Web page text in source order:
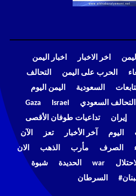
اليمن اخر الاخبار
اخبار اليمن
الحرب على اليمن
التحالف
السعودية
اليمن اليوم
التحالف السعودي Israel
Gaza
إيران
تداعيات طوفان الأقصى
اليوم آخر الأخبار تعز
الآن
الصرف مأرب الذهب
الان
war الحديدة
شبوة
السرطان